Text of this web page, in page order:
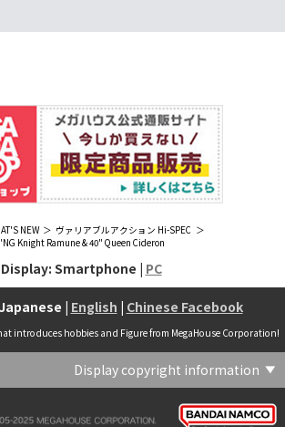
NEW
ヴァリアブルアクション Hi-SPEC
"NG Knight Ramune & 40" Queen Cideron
Display: Smartphone | PC
| English | Chinese Facebook
introduces hobbies and Figure from MegaHouse Corporation!
Display copyright information